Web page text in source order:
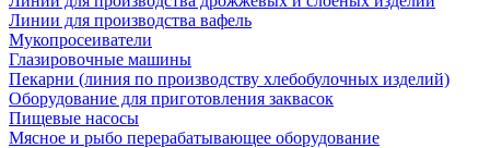
Линии для производства вафель
Мукопросеиватели
Глазировочные машины
Пекарни (линия по производству хлебобулочных изделий)
Оборудование для приготовления заквасок
Пищевые насосы
Мясное и рыбо перерабатывающее оборудование